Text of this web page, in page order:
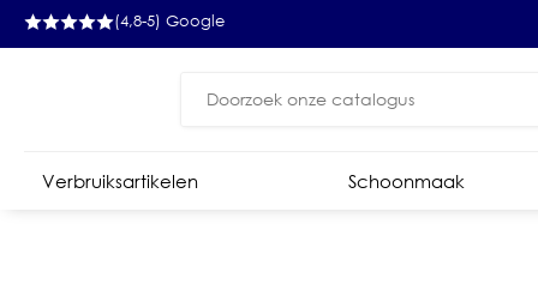
(4,8-5) Google
Zoeken
Verbruiksartikelen Schoonmaak